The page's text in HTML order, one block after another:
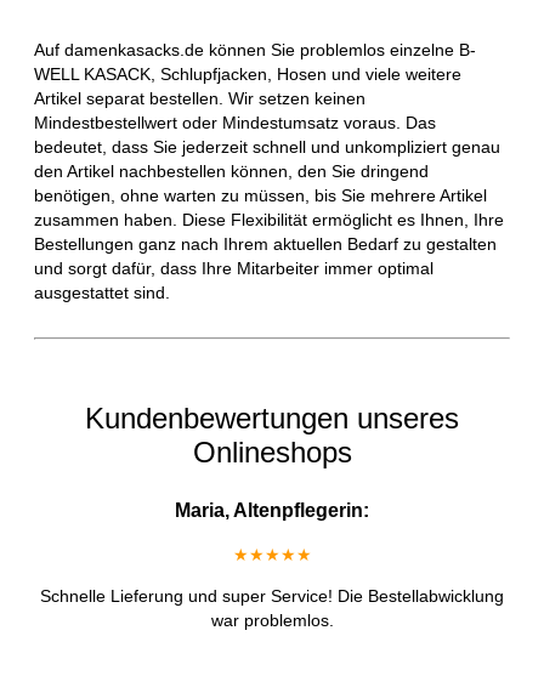
Auf damenkasacks.de können Sie problemlos einzelne B-
WELL KASACK, Schlupfjacken, Hosen und viele weitere
Artikel separat bestellen. Wir setzen keinen
Mindestbestellwert oder Mindestumsatz voraus. Das
bedeutet, dass Sie jederzeit schnell und unkompliziert genau
den Artikel nachbestellen können, den Sie dringend
benötigen, ohne warten zu müssen, bis Sie mehrere Artikel
zusammen haben. Diese Flexibilität ermöglicht es Ihnen, Ihre
Bestellungen ganz nach Ihrem aktuellen Bedarf zu gestalten
und sorgt dafür, dass Ihre Mitarbeiter immer optimal
ausgestattet sind.
Kundenbewertungen unseres
Onlineshops
Maria, Altenpflegerin:
★★★★★
Schnelle Lieferung und super Service! Die Bestellabwicklung
war problemlos.